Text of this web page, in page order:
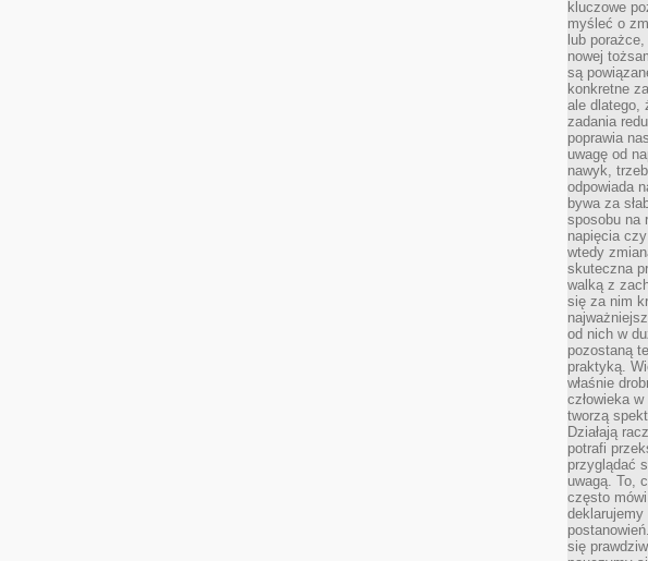
kluczowe
myśleć o
lub
nowej
są
konkretne
ale dlatego,
zadania
poprawia
uwagę od
nawyk,
odpowiada
bywa za
sposobu na
napięcia
wtedy
skuteczna
walką z
się za nim
od nich w
pozostaną
praktyką.
właśnie
człowieka
tworzą
Działają
potrafi
przyglądać
uwagą. To,
często
się